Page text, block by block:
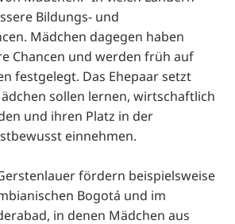
Bildungs- und
Mädchen dagegen haben
Chancen und werden früh auf
festgelegt. Das Ehepaar setzt
sollen lernen, wirtschaftlich
und ihren Platz in der
einnehmen.
fördern beispielsweise
Bogotá und im
in denen Mädchen aus